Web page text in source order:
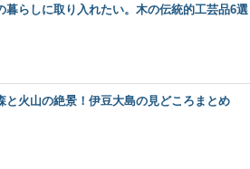
暮らしに取り入れたい。木の伝統的工芸品6選
と火山の絶景！伊豆大島の見どころまとめ